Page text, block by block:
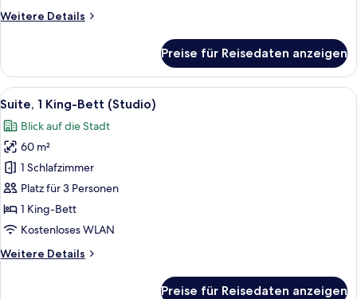
Weitere Details
Weitere
Suite,
1 King-
Bett,
Preise für Reisedaten anzeigen
Alle
Fotos
für
Suite,
1 King-
Bett
(Studio)
anzeigen
Ein modernes Hotelzimmer mit
7
Suite, 1 King-Bett (Studio)
Blick auf die Stadt
60 m²
1 Schlafzimmer
Platz für 3 Personen
1 King-Bett
Kostenloses WLAN
Weitere Details
Weitere
Preise für Reisedaten anzeigen